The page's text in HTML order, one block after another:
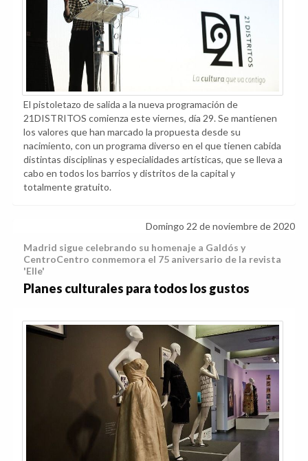
El pistoletazo de salida a la nueva programación de
21DISTRITOS comienza este viernes, día 29. Se mantienen
los valores que han marcado la propuesta desde su
nacimiento, con un programa diverso en el que tienen cabida
distintas disciplinas y especialidades artísticas, que se lleva a
cabo en todos los barrios y distritos de la capital y
totalmente gratuito.
Domingo 22 de noviembre de 2020
Madrid sigue celebrando su homenaje a Galdós y
CentroCentro conmemora el 75 aniversario de la revista
'Elle'
Planes culturales para todos los gustos